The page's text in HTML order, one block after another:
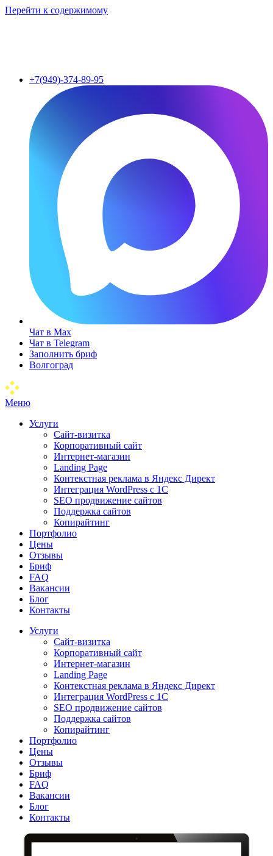
Перейти к содержимому
+7(949)-374-89-95
Чат в Max
Чат в Telegram
Заполнить бриф
Волгоград
Меню
Услуги
Сайт-визитка
Корпоративный сайт
Интернет-магазин
Landing Page
Контекстная реклама в Яндекс Директ
Интеграция WordPress c 1C
SEO продвижение сайтов
Поддержка сайтов
Копирайтинг
Портфолио
Цены
Отзывы
Бриф
FAQ
Вакансии
Блог
Контакты
Услуги
Сайт-визитка
Корпоративный сайт
Интернет-магазин
Landing Page
Контекстная реклама в Яндекс Директ
Интеграция WordPress c 1C
SEO продвижение сайтов
Поддержка сайтов
Копирайтинг
Портфолио
Цены
Отзывы
Бриф
FAQ
Вакансии
Блог
Контакты